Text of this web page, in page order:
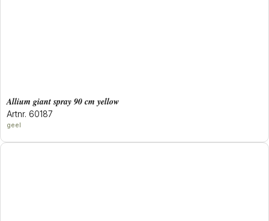
allium giant spray 90 cm yellow
Artnr. 60187
geel